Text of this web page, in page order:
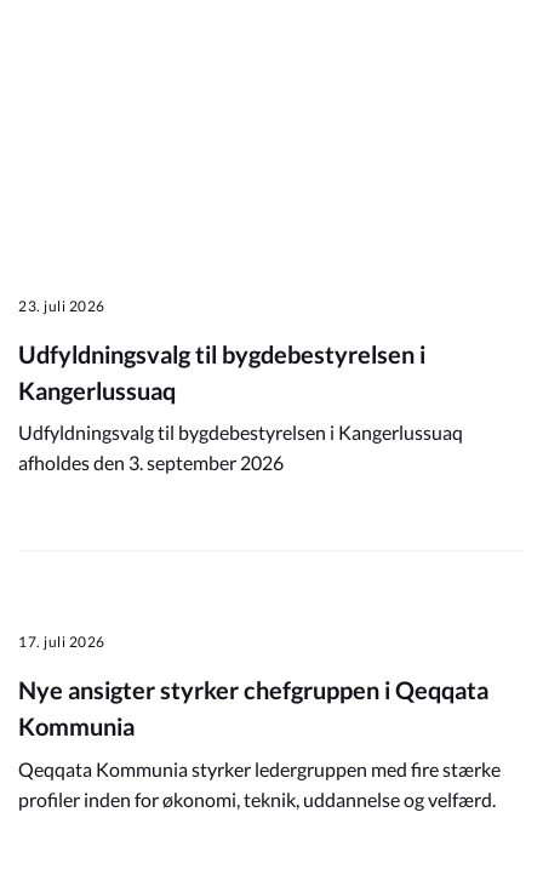
23. juli 2026
Udfyldningsvalg til bygdebestyrelsen i
Kangerlussuaq
Udfyldningsvalg til bygdebestyrelsen i Kangerlussuaq
afholdes den 3. september 2026
17. juli 2026
Nye ansigter styrker chefgruppen i Qeqqata
Kommunia
Qeqqata Kommunia styrker ledergruppen med fire stærke
profiler inden for økonomi, teknik, uddannelse og velfærd.